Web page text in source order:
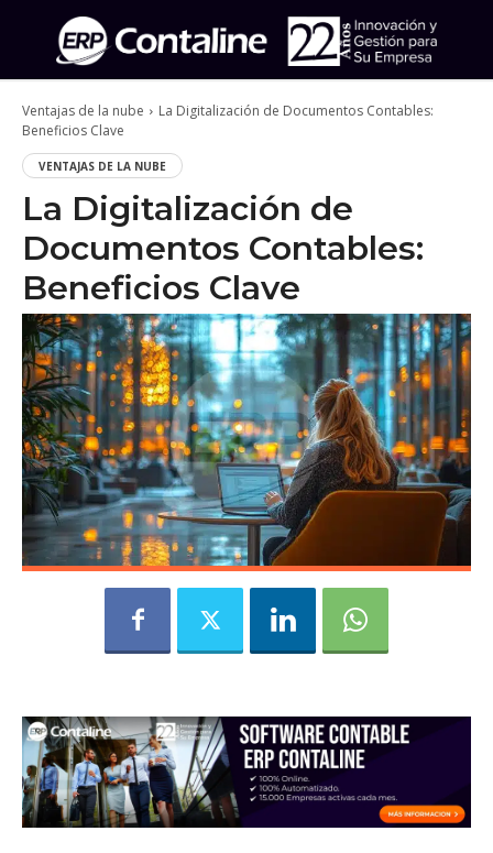
Ventajas de la nube
La Digitalización de Documentos Contables:
Beneficios Clave
VENTAJAS DE LA NUBE
La Digitalización de
Documentos Contables:
Beneficios Clave